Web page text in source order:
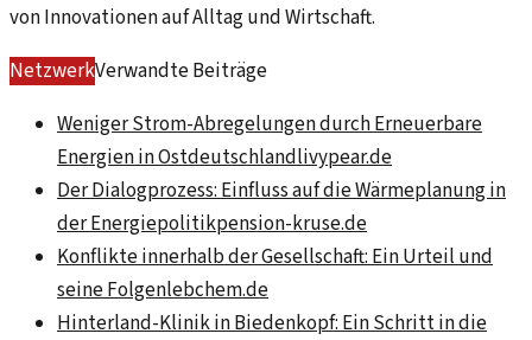
von Innovationen auf Alltag und Wirtschaft.
NetzwerkVerwandte Beiträge
Weniger Strom-Abregelungen durch Erneuerbare
Energien in Ostdeutschlandlivypear.de
Der Dialogprozess: Einfluss auf die Wärmeplanung in
der Energiepolitikpension-kruse.de
Konflikte innerhalb der Gesellschaft: Ein Urteil und
seine Folgenlebchem.de
Hinterland-Klinik in Biedenkopf: Ein Schritt in die